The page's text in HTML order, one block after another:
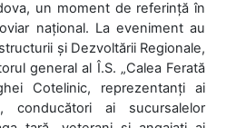
un moment de referință în
național. La eveniment au
și Dezvoltării Regionale,
general al Î.S. „Calea Ferată
Cotelinic, reprezentanți ai
conducători ai sucursalelor